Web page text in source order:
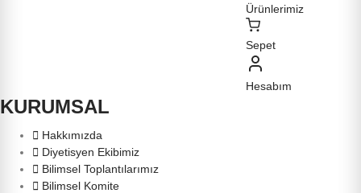
Ürünlerimiz
Sepet
Hesabım
KURUMSAL
Hakkımızda
Diyetisyen Ekibimiz
Bilimsel Toplantılarımız
Bilimsel Komite